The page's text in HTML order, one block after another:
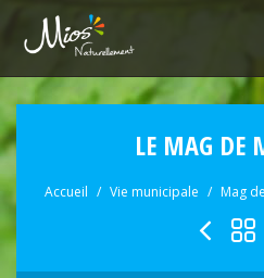
LE MAG DE
Accueil Vie municipale Mag